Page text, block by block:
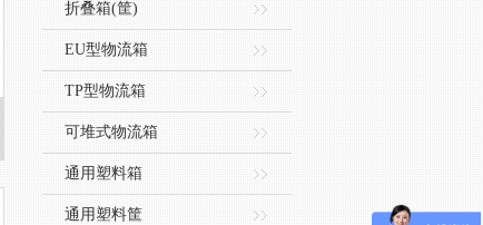
折叠箱(筐)
EU型物流箱
TP型物流箱
可堆式物流箱
通用塑料箱
通用塑料筐